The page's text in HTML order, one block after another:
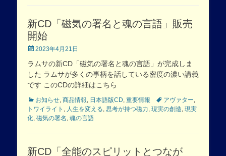
新CD「磁気の署名と魂の言語」販売
開始
Posted
2023年4月21日
ラムサの新CD「磁気の署名と魂の言語」が完成しま
した ラムサが多くの事柄を話している密度の濃い講義
です このCDの詳細はこちら
Categories
お知らせ, 商品情報, 日本語版CD, 重要情報 Tagsアヴァター,
トワイライト , 人生を変える, 思考が持つ磁力, 現実の創造, 現実
化, 磁気の署名 , 魂の言語
新CD「全能のスピリットとつなが